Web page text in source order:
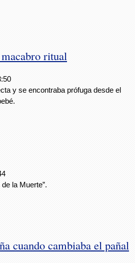
ritual
y se encontraba prófuga desde el
la Muerte”.
cuando cambiaba el pañal